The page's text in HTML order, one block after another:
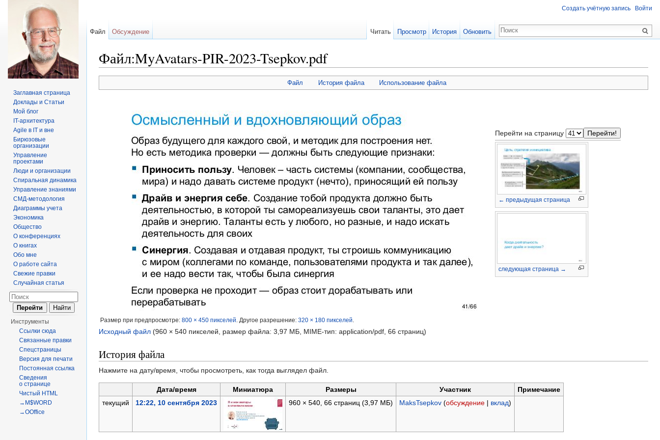
Файл:MyAvatars-PIR-2023-Tsepkov.pdf
Файл История файла Использование файла
Размер при предпросмотре: 800 × 450 пикселей Другое разрешение: 320 × 180 пикселей
Перейти на страницу
← предыдущая страница
следующая страница →
Исходный файл (960 × 540 пикселей, размер файла: 3,97 МБ, MIME-тип: application/pdf , 66 страниц)
История файла
Нажмите на дату/время, чтобы просмотреть, как тогда выглядел файл.
Дата/время Миниатюра Размеры Участник
Примечание
текущий
12:22, 10 сентября 2023 960 × 540, 66 страниц (3,97 МБ) MaksTsepkov (обсуждение| вклад)
Создать учётную запись Войти
Файл Обсуждение Читать Просмотр История Обновить
Заглавная страница
Доклады и Статьи
Мой блог
IT-архитектура
Agile в IT и вне
Бирюзовые
организации
Управление
проектами
Люди и организации
Спиральная динамика
Управление знаниями
СМД-методология
Диаграммы учета
Экономика
Общество
О конференциях
О книгах
Обо мне
О работе сайта
Свежие правки
Случайная статья
Инструменты
Ссылки сюда
Связанные правки
Спецстраницы
Версия для печати
Постоянная ссылка
Сведения
о странице
Чистый HTML
→M$WORD
→OOffice